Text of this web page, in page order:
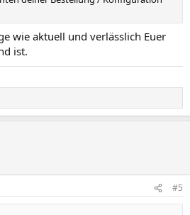
wie aktuell und verlässlich Euer
ist.
#5